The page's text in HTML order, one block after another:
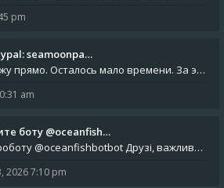
pm
seamoonpa…
💡 Друзья, скажу прямо. Осталось мало времени. За это время нам нужно закрыть последние обязательные расходы: около 500
am
боту @oceanfish…
Звіти пишіть роботу @oceanfishbotbot Друзі, важливе повідомлення для учасників форума. Основне звернення опублікован
2026 7:10 pm